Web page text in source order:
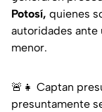
Potosí, quienes
autoridades ante
menor.
🚨👧 Captan
presuntamente